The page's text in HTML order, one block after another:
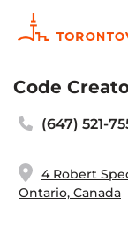
Code
(647) 521-
4 Robert
Ontario, Canada